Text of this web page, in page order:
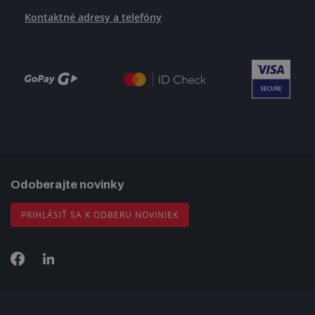
Kontaktné adresy a telefóny
Odoberajte novinky
PRIHLÁSIŤ SA K ODBERU NOVINIEK